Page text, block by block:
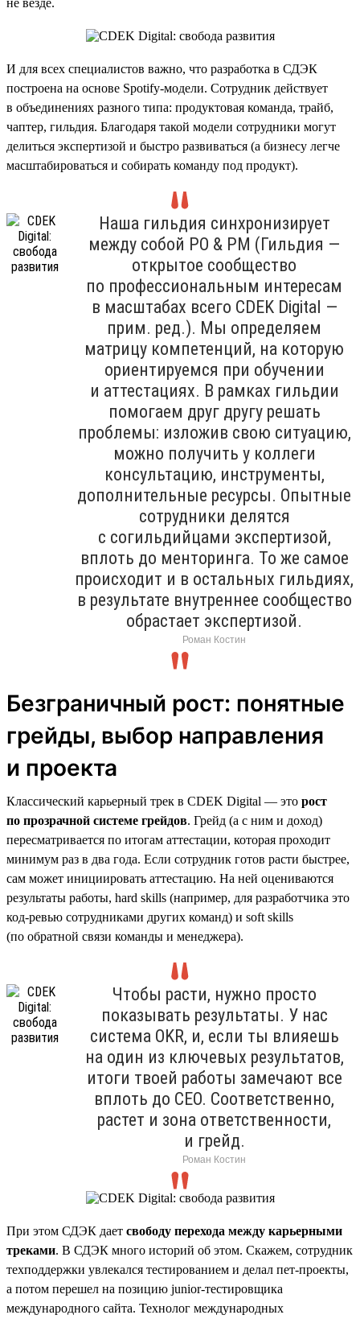
И для всех специалистов важно, что разработка в СДЭК
построена на основе Spotify-модели. Сотрудник действует
в объединениях разного типа: продуктовая команда, трайб,
чаптер, гильдия. Благодаря такой модели сотрудники могут
делиться экспертизой и быстро развиваться (а бизнесу легче
масштабироваться и собирать команду под продукт).
Наша гильдия синхронизирует
между собой PO & PM (Гильдия —
открытое сообщество
по профессиональным интересам
в масштабах всего CDEK Digital —
прим. ред.). Мы определяем
матрицу компетенций, на которую
ориентируемся при обучении
и аттестациях. В рамках гильдии
помогаем друг другу решать
проблемы: изложив свою ситуацию,
можно получить у коллеги
консультацию, инструменты,
дополнительные ресурсы. Опытные
сотрудники делятся
с согильдийцами экспертизой,
вплоть до менторинга. То же самое
происходит и в остальных гильдиях,
в результате внутреннее сообщество
обрастает экспертизой.
Роман Костин
Безграничный рост: понятные
грейды, выбор направления
и проекта
Классический карьерный трек в CDEK Digital — это рост
по прозрачной системе грейдов. Грейд (а с ним и доход)
пересматривается по итогам аттестации, которая проходит
минимум раз в два года. Если сотрудник готов расти быстрее,
сам может инициировать аттестацию. На ней оцениваются
результаты работы, hard skills (например, для разработчика это
код-ревью сотрудниками других команд) и soft skills
(по обратной связи команды и менеджера).
Чтобы расти, нужно просто
показывать результаты. У нас
система OKR, и, если ты влияешь
на один из ключевых результатов,
итоги твоей работы замечают все
вплоть до CEO. Соответственно,
растет и зона ответственности,
и грейд.
Роман Костин
При этом СДЭК дает свободу перехода между карьерными
треками. В СДЭК много историй об этом. Скажем, сотрудник
техподдержки увлекался тестированием и делал пет-проекты,
а потом перешел на позицию junior-тестировщика
международного сайта. Технолог международных